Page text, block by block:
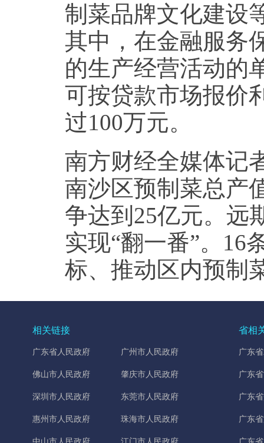
制菜品牌文化建设
其中，在金融服务
的生产经营活动的
可按贷款市场报价
过100万元。
南方财经全媒体记
南沙区预制菜总产
争达到25亿元。远
实现“翻一番”。16
标、推动区内预制
相关链接
广东省人民政府 广州市人民政府
佛山市人民政府 肇庆市人民政府
深圳市人民政府 东莞市人民政府
惠州市人民政府 珠海市人民政府
省相
广东
广东
广东
广东